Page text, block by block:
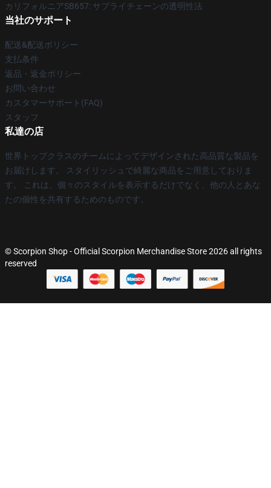
カリフォルニアSB657: サプライチェーンの透明性法
当社のサポート
配送&配送ポリシー
支払条件
返品・返金ポリシー
お問い合わせ
カスタマーサポート(FAQ)
スタッフ
私達の店
世界トップクラスのチームによってデザインされた高品質な製品を
お届けします。 スタイリッシュで綺麗な商品をご用意しておりま
す。 これは、個々のスタイルを表示するだけでなく、他の人とあな
たの個性を共有するためのものです。
© Scorpion Shop - Official Scorpion Merchandise Store 2026 all rights
reserved